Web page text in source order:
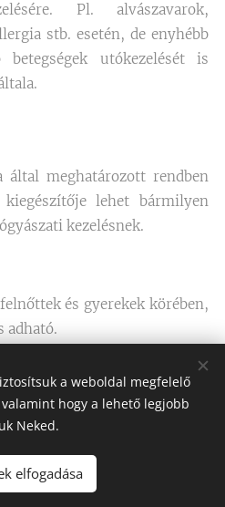
Pl. alvászavarok,
stb. esetén, de enyhébb
betegségek utókezelését is
által meghatározott rendben
lehet bármilyen
kezelésnek.
és gyerekek körében,
adható.
Offices Kft.
a weboldal megfelelő
hogy a lehető legjobb
Neked.
elfogadása